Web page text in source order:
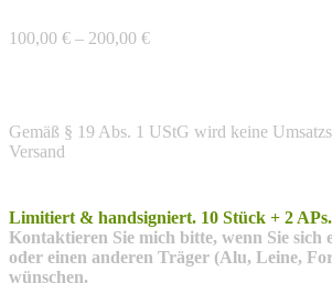
100,00 € – 200,00 €
Gemäß § 19 Abs. 1 UStG wird keine
Versand
Limitiert & handsigniert. 10 Stück + 2 APs.
Kontaktieren Sie mich bitte, wenn Sie sich
oder einen anderen Träger (Alu, Leine,
wünschen.